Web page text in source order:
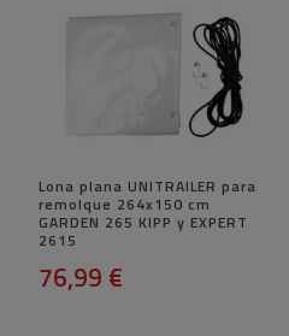
Lona plana UNITRAILER para
remolque 264x150 cm
GARDEN 265 KIPP y EXPERT
2615
76,99 €